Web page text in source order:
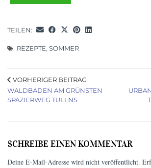
TEILEN:
REZEPTE, SOMMER
VORHERIGER BEITRAG
WALDBADEN AM GRÜNSTEN
SPAZIERWEG TULLNS
SCHREIBE EINEN KOMMENTAR
Deine E-Mail-Adresse wird nicht veröffentlicht.